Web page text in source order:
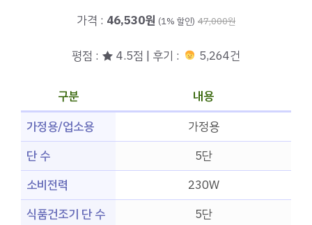
가격 : 46,530원 (1% 할인) 47,000원
평점 : ★ 4.5점 | 후기 : 5,264건
구분
내용
가정용/업소용
가정용
단 수
5단
소비전력
230W
식품건조기 단 수
5단